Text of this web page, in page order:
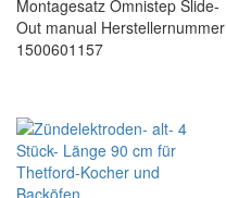
Montagesatz Omnistep Slide-
Out manual Herstellernummer
1500601157